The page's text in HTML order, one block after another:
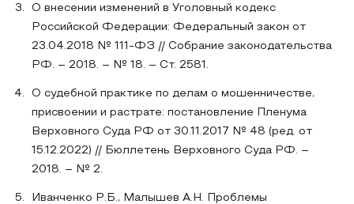
О внесении изменений в Уголовный кодекс
Российской Федерации: Федеральный закон от
23.04.2018 № 111-ФЗ // Собрание законодательства
РФ. – 2018. – № 18. – Ст. 2581.
О судебной практике по делам о мошенничестве,
присвоении и растрате: постановление Пленума
Верховного Суда РФ от 30.11.2017 № 48 (ред. от
15.12.2022) // Бюллетень Верховного Суда РФ. –
2018. – № 2.
Иванченко Р.Б., Малышев А.Н. Проблемы